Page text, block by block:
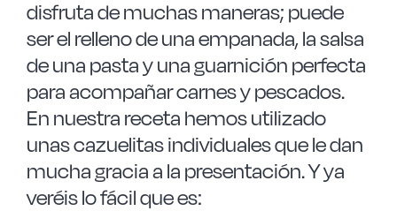
disfruta de muchas maneras; puede
ser el relleno de una empanada, la salsa
de una pasta y una guarnición perfecta
para acompañar carnes y pescados.
En nuestra receta hemos utilizado
unas cazuelitas individuales que le dan
mucha gracia a la presentación. Y ya
veréis lo fácil que es: